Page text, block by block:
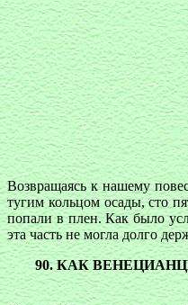
Возвращаясь к нашему
тугим кольцом осады, сто
попали в плен. Как было
эта часть не могла долго
90. КАК